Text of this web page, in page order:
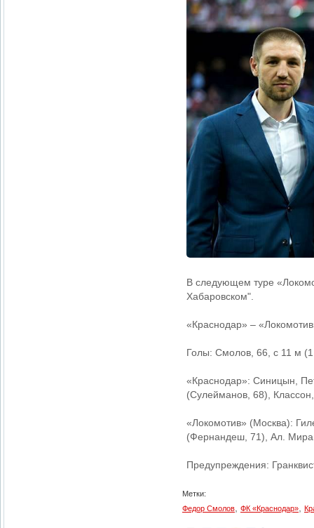
В следующем туре
Хабаровском".
«Краснодар» –
Голы: Смолов, 66, с 11 м
«Краснодар»: Синицын,
(Сулейманов, 68),
«Локомотив» (Москва):
(Фернандеш, 71), Ал.
Предупреждения:
Метки:
Федор Смолов
ФК «Краснодар»